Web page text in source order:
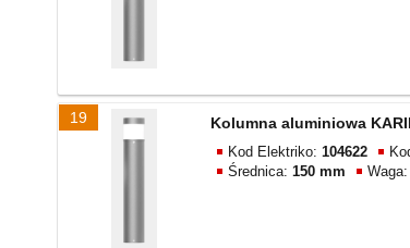
19 Kolumna aluminiowa
Kod Elektriko: 104622
Średnica: 150 mm Waga: